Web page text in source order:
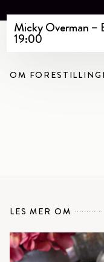
Micky Overman –
19:00
OM
LES MER OM